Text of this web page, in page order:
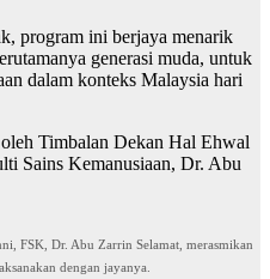
program ini berjaya menarik
generasi muda, untuk
dalam konteks Malaysia hari
Timbalan Dekan Hal Ehwal
Sains Kemanusiaan, Dr. Abu
FSK, Dr. Abu Zarrin Selamat, merasmikan
dengan jayanya.